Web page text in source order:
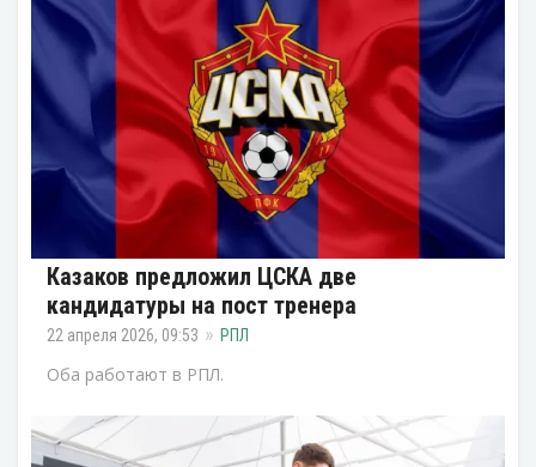
Казаков предложил ЦСКА две
кандидатуры на пост тренера
22 апреля 2026, 09:53 РПЛ
Оба работают в РПЛ.